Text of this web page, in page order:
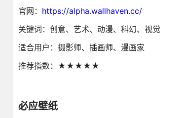
官网： https://alpha.wallhaven.cc/
关键词：创意、艺术、动漫、科幻、视觉
适合用户：摄影师、插画师、漫画家
推荐指数：★★★★★
必应壁纸